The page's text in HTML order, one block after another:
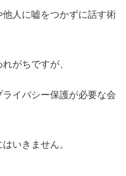
人に嘘をつかずに話す術
がちですが、
イバシー保護が必要な会
いきません。